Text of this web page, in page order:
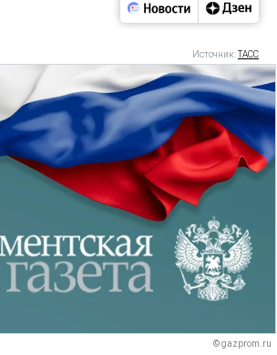
Источник:ТАСС
© gazprom.ru